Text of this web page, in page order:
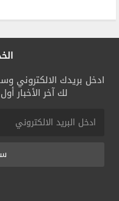
ادخل بريدك الالكتروني
لك آخر الأخبار